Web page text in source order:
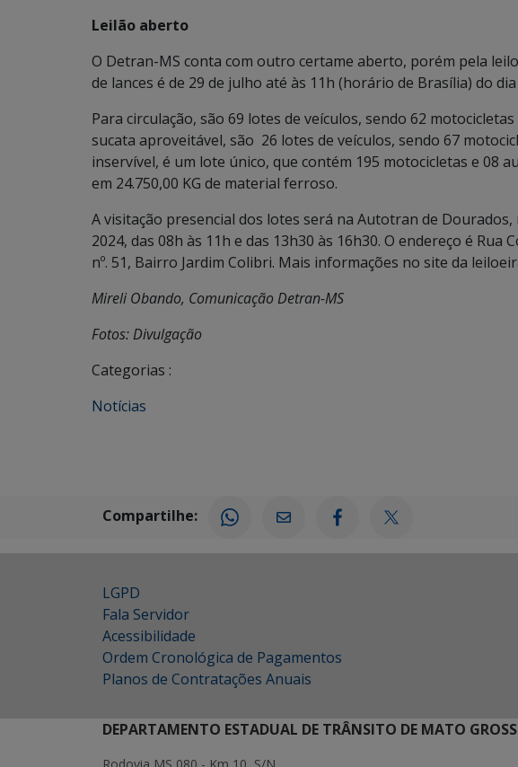
Leilão aberto
O Detran-MS conta com outro certame aberto, porém pela
de lances é de 29 de julho até às 11h (horário de Brasília) do
Para circulação, são 69 lotes de veículos, sendo 62
sucata aproveitável, são 26 lotes de veículos, sendo 67
inservível, é um lote único, que contém 195 motocicletas e 08
em 24.750,00 KG de material ferroso.
A visitação presencial dos lotes será na Autotran de Dourados,
2024, das 08h às 11h e das 13h30 às 16h30. O endereço é
nº. 51, Bairro Jardim Colibri. Mais informações no site da
Mireli Obando, Comunicação Detran-MS
Fotos: Divulgação
Categorias :
Notícias
Compartilhe:
LGPD
Fala Servidor
Acessibilidade
Ordem Cronológica de Pagamentos
Planos de Contratações Anuais
DEPARTAMENTO ESTADUAL DE TRÂNSITO DE MATO